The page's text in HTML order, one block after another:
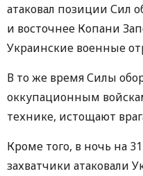
атаковал позиции Сил
и восточнее Копани
Украинские военные
В то же время Силы
оккупационным
технике, истощают
Кроме того, в ночь на
захватчики атаковали